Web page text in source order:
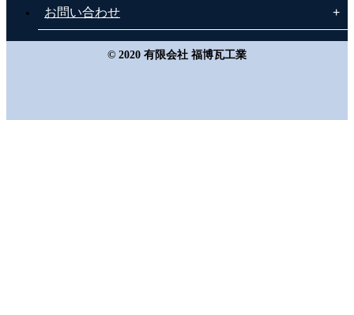
お問い合わせ
© 2020 有限会社 福博瓦工業